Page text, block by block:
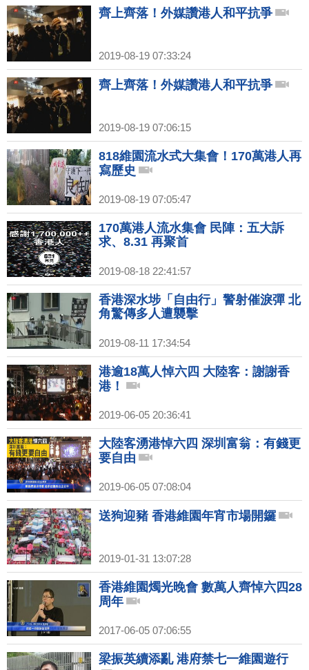
齊上齊落！外媒讚港人和平抗爭
2019-08-19 07:33:24
齊上齊落！外媒讚港人和平抗爭
2019-08-19 07:06:15
818維園流水式大集會！170萬港人再
寫歷史
2019-08-19 07:05:47
170萬港人流水集會 民陣：五大訴
求、8.31 再聚首
2019-08-18 22:41:57
香港深水埗「自由行」警射催淚彈 北
角驚傳多人遭襲擊
2019-08-11 17:34:54
港逾18萬人悼六四 大陸客：謝謝香
港！
2019-06-05 20:36:41
大陸客湧港悼六四 深圳富翁：有錢更
要自由
2019-06-05 07:08:04
送狗迎豬 香港維園年宵市場開鑼
2019-01-31 13:07:28
香港維園燭光晚會 數萬人齊悼六四28
周年
2017-06-05 07:06:55
梁振英續添亂 港府禁七一維園遊行